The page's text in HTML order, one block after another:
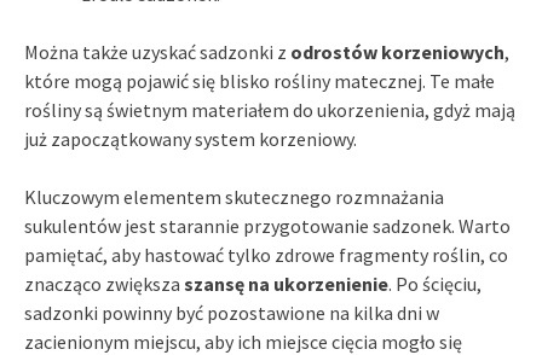
Można także uzyskać sadzonki z odrostów korzeniowych,
które mogą pojawić się blisko rośliny matecznej. Te małe
rośliny są świetnym materiałem do ukorzenienia, gdyż mają
już zapoczątkowany system korzeniowy.
Kluczowym elementem skutecznego rozmnażania
sukulentów jest starannie przygotowanie sadzonek. Warto
pamiętać, aby hastować tylko zdrowe fragmenty roślin, co
znacząco zwiększa szansę na ukorzenienie. Po ścięciu,
sadzonki powinny być pozostawione na kilka dni w
zacienionym miejscu, aby ich miejsce cięcia mogło się